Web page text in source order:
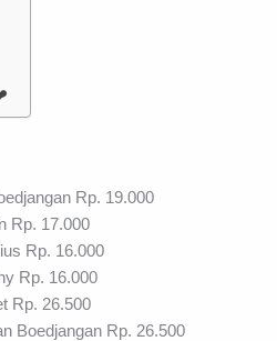
Rp. 19.000
Rp. 17.000
Rp. 16.000
Rp. 16.000
Rp. 26.500
Boedjangan Rp. 26.500